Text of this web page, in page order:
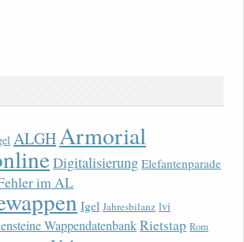
ALGHArmorial
Digitalisierung Elefantenparade
im AL
Igel Jahresbilanz lvi
WappendatenbankRietstap Rom